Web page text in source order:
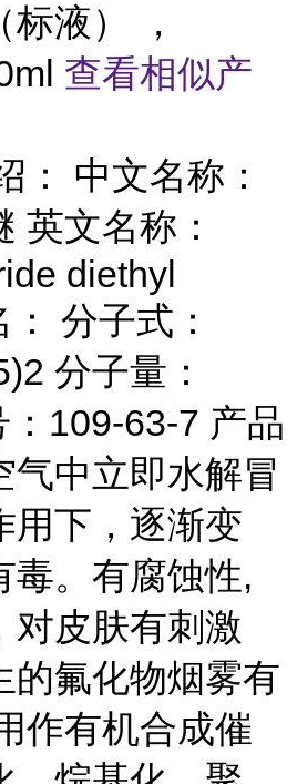
标液） ，
查看相似产
： 中文名称：
英文名称：
diethyl
分子式：
分子量：
109-63-7 产品
气中立即水解冒
用下，逐渐变
毒。有腐蚀性,
对皮肤有刺激
的氟化物烟雾有
作有机合成催